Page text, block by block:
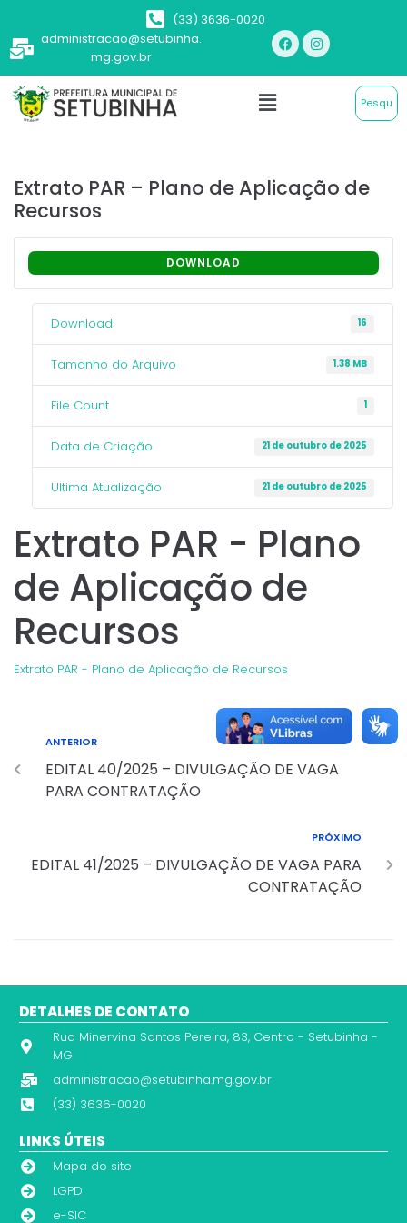
(33) 3636-0020
administracao@setubinha.
mg.gov.br
Extrato PAR – Plano de Aplicação de
Recursos
DOWNLOAD
Download 16
Tamanho do Arquivo 1.38 MB
File Count 1
Data de Criação 21 de outubro de 2025
Ultima Atualização 21 de outubro de 2025
Extrato PAR - Plano
de Aplicação de
Recursos
Extrato PAR - Plano de Aplicação de Recursos
ANTERIOR
EDITAL 40/2025 – DIVULGAÇÃO DE VAGA
PARA CONTRATAÇÃO
PRÓXIMO
EDITAL 41/2025 – DIVULGAÇÃO DE VAGA PARA
CONTRATAÇÃO
DETALHES DE CONTATO
Rua Minervina Santos Pereira, 83, Centro - Setubinha -
MG
administracao@setubinha.mg.gov.br
(33) 3636-0020
LINKS ÚTEIS
Mapa do site
LGPD
e-SIC